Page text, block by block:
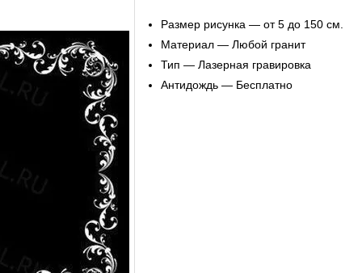
Размер рисунка — от 5 до 150 см.
Материал — Любой гранит
Тип — Лазерная гравировка
Антидождь — Бесплатно